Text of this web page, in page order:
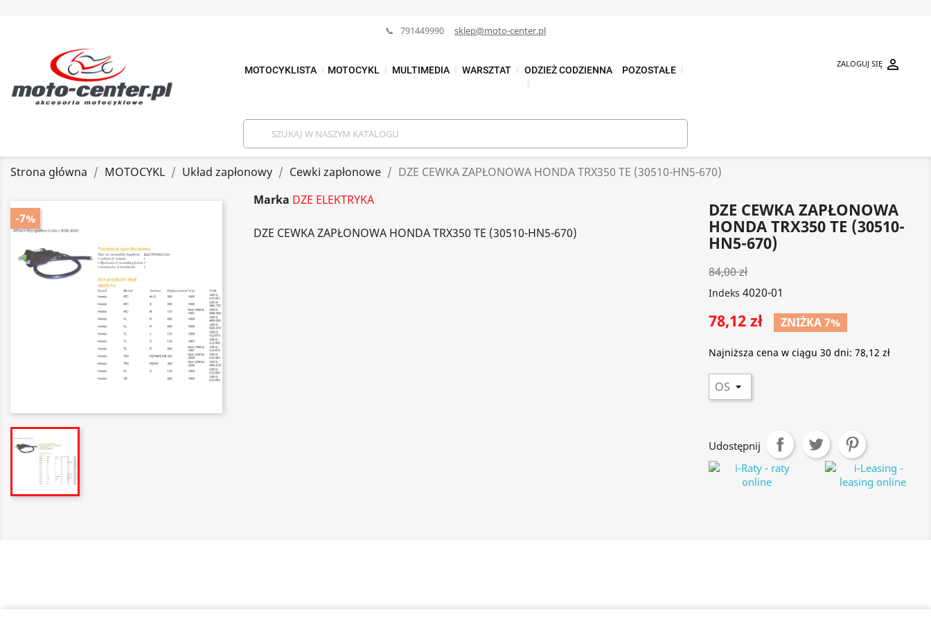
📞 791449990 sklep@moto-center.pl
MOTOCYKLISTA MOTOCYKL MULTIMEDIA WARSZTAT
ODZIEŻ CODZIENNA
POZOSTAŁE


ZALOGUJ SIĘ
Strona główna MOTOCYKL Układ zapłonowy Cewki zapłonowe DZE CEWKA ZAPŁONOWA HONDA TRX350 TE (30510-HN5-670)
-7%
Marka DZE ELEKTRYKA
DZE CEWKA ZAPŁONOWA HONDA TRX350 TE (30510-HN5-670)
DZE CEWKA ZAPŁONOWA
HONDA TRX350 TE (30510-
HN5-670)
84,00 zł
Indeks 4020-01
78,12 zł ZNIŻKA 7%
Najniższa cena w ciągu 30 dni: 78,12 zł
Udostępnij